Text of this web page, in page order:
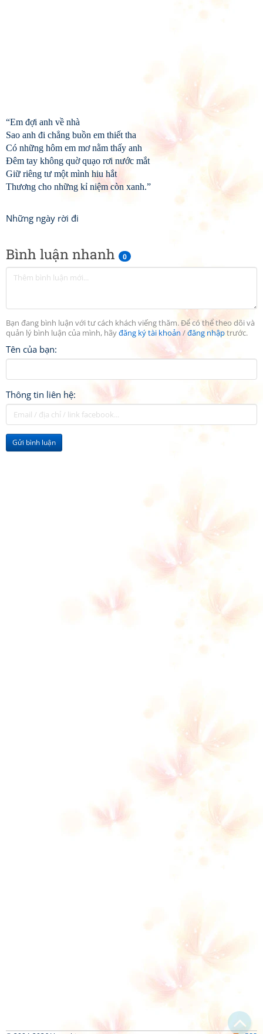
Bình luận nhanh 0
Bạn đang bình luận với tư cách khách viếng thăm. Để có thể theo dõi và
quản lý bình luận của mình, hãyđăng ký tài khoản/đăng nhậptrước.
Tên của bạn:
Thông tin liên hệ:
Gửi bình luận
“Em đợi anh về nhà
Sao anh đi chẳng buồn em thiết tha
Có những hôm em mơ nằm thấy anh
Đêm tay không quờ quạo rơi nước mắt
Giữ riêng tư một mình hiu hắt
Thương cho những kỉ niệm còn xanh.”
Những ngày rời đi